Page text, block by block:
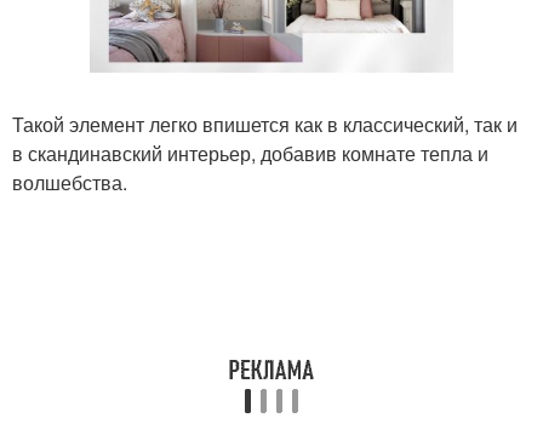
Такой элемент легко впишется как в классический, так и
в скандинавский интерьер, добавив комнате тепла и
волшебства.